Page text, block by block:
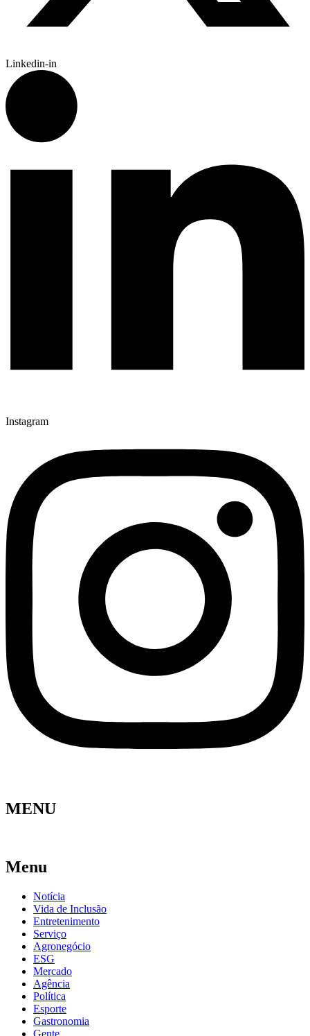
Linkedin-in
Instagram
MENU
Menu
Notícia
Vida de Inclusão
Entretenimento
Serviço
Agronegócio
ESG
Mercado
Agência
Política
Esporte
Gastronomia